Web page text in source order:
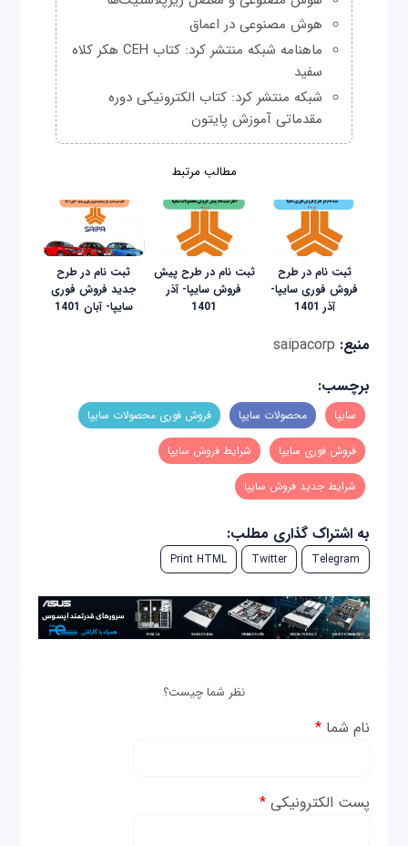
هوش مصنوعی در اعماق
ماهنامه شبکه منتشر کرد: کتاب CEH هکر کلاه
سفید
شبکه منتشر کرد: کتاب الکترونیکی دوره
مقدماتی آموزش پایتون
مطالب مرتبط
ثبت نام در طرح
فروش فوری سایپا-
آذر 1401
ثبت نام در طرح پیش
فروش سایپا- آذر
1401
ثبت نام در طرح
جدید فروش فوری
سایپا- آبان 1401
منبع: saipacorp
برچسب:
سایپا محصولات سایپا فروش فوری محصولات سایپا
فروش فوری سایپا شرایط فروش سایپا
شرایط جدید فروش سایپا
به اشتراک گذاری مطلب:
Telegram
Twitter
Print HTML
نظر شما چیست؟
نام شما*
پست الکترونیکی*